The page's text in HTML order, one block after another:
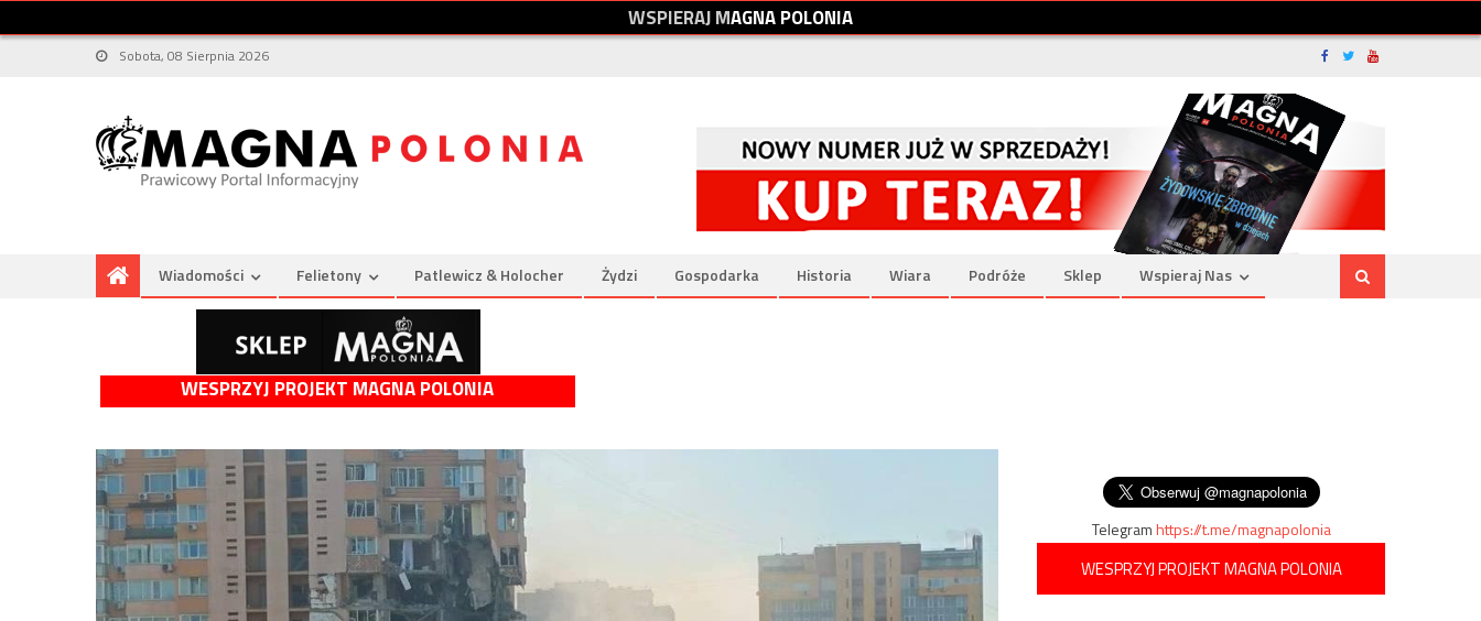
WSPIERAJMAGNAPOLONIA
Sobota, 08 Sierpnia 2026
Wiadomości Felietony Patlewicz & Holocher Żydzi Gospodarka Historia Wiara Podróże Sklep Wspieraj Nas
WESPRZYJ PROJEKT MAGNA POLONIA
Telegramhttps://t.me/magnapolonia
WESPRZYJ PROJEKT MAGNA POLONIA